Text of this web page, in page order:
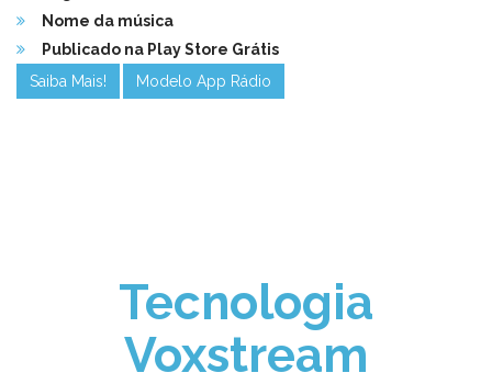
Nome da música
Publicado na Play Store Grátis
Saiba Mais!
Modelo App Rádio
Tecnologia
Voxstream